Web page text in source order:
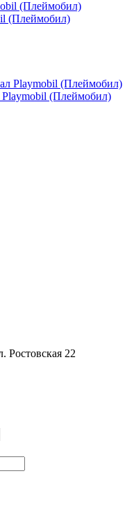
(Плеймобил)
(Плеймобил)
Ростовская 22